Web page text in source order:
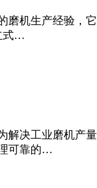
磨机生产经验，
式…
解决工业磨机产
可靠的…